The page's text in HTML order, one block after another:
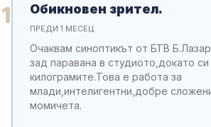
1 Обикновен зрител.
ПРЕДИ 1 МЕСЕЦ
Очаквам синоптикът от БТВ
зад паравана в студиото,докато
килограмите.Това е работа за
млади,интелигентни,добре
момичета.